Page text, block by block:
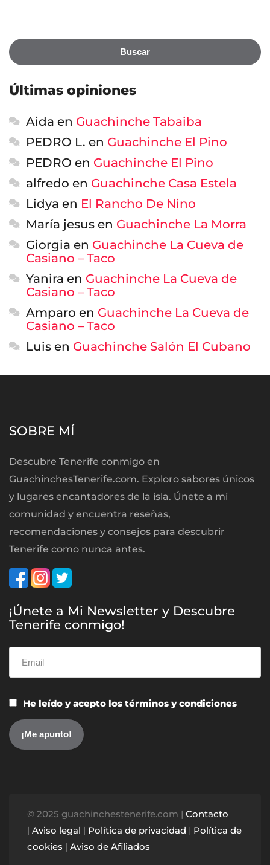
Buscar
Últimas opiniones
Aida en Guachinche Tabaiba
PEDRO L. en Guachinche El Pino
PEDRO en Guachinche El Pino
alfredo en Guachinche Casa Estela
Lidya en El Rancho De Nino
María jesus en Guachinche La Morra
Giorgia en Guachinche La Cueva de
Casiano – Taco
Yanira en Guachinche La Cueva de
Casiano – Taco
Amparo en Guachinche La Cueva de
Casiano – Taco
Luis en Guachinche Salón El Cubano
SOBRE MÍ
Descubre Tenerife conmigo en
GuachinchesTenerife.com. Exploro sabores únicos
y lugares encantadores de la isla. Únete a mi
comunidad y encuentra reseñas,
recomendaciones y consejos para descubrir
Tenerife como nunca antes.
¡Únete a Mi Newsletter y Descubre
Tenerife conmigo!
He leído y acepto los términos y condiciones
© 2025 guachinchestenerife.com | Contacto
| Aviso legal | Política de privacidad | Política de
cookies | Aviso de Afiliados